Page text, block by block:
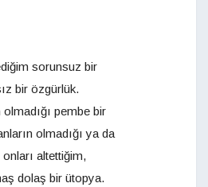
sorunsuz bir
bir özgürlük.
olmadığı pembe bir
olmadığı ya da
altettiğim,
dolaş bir ütopya.